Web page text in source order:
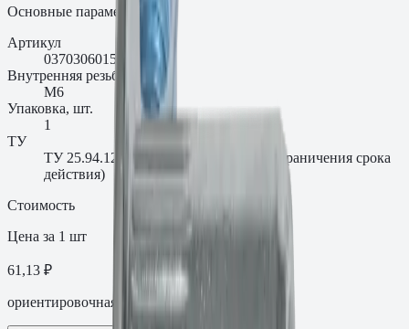
Основные параметры
Артикул
0370306015AM
Внутренняя резьба, мм
M6
Упаковка, шт.
1
ТУ
ТУ 25.94.12-003-00654724-2018 (без ограничения срока
действия)
Стоимость
Цена за 1 шт
61,13 ₽
ориентировочная цена с НДС